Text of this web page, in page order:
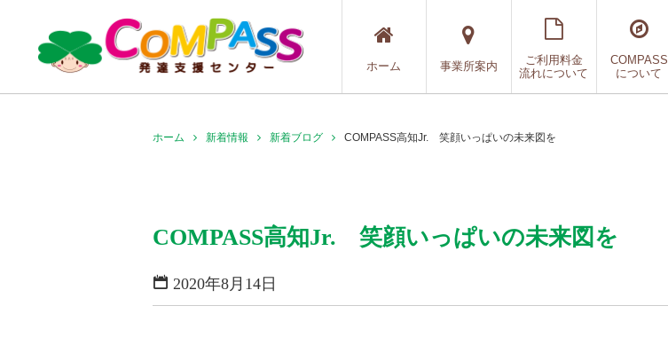
ホーム 事業所案内
ご利用料金
流れについて
COMPASS
について
ホーム 新着情報 新着ブログ COMPASS高知Jr. 笑顔いっぱいの未来図を
COMPASS高知Jr. 笑顔いっぱいの未来図を
2020年8月14日